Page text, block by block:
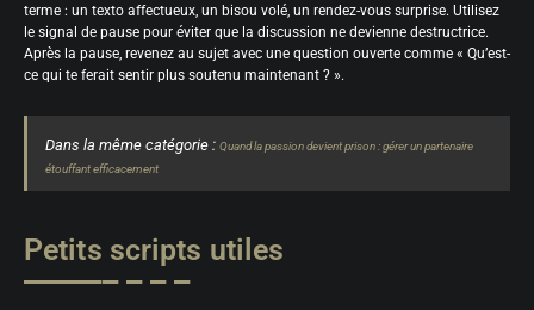
terme : un texto affectueux, un bisou volé, un rendez-vous surprise. Utilisez
le signal de pause pour éviter que la discussion ne devienne destructrice.
Après la pause, revenez au sujet avec une question ouverte comme « Qu’est-
ce qui te ferait sentir plus soutenu maintenant ? ».
Dans la même catégorie : Quand la passion devient prison : gérer un partenaire
étouffant efficacement
Petits scripts utiles